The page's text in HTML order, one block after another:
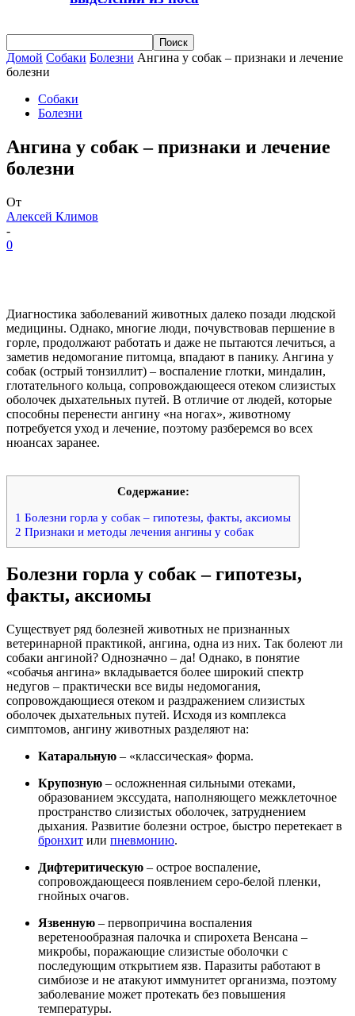
Домой Собаки Болезни Ангина у собак – признаки и лечение
болезни
Собаки
Болезни
Ангина у собак – признаки и лечение
болезни
От
Алексей Климов
-
0
Диагностика заболеваний животных далеко позади людской
медицины. Однако, многие люди, почувствовав першение в
горле, продолжают работать и даже не пытаются лечиться, а
заметив недомогание питомца, впадают в панику. Ангина у
собак (острый тонзиллит) – воспаление глотки, миндалин,
глотательного кольца, сопровождающееся отеком слизистых
оболочек дыхательных путей. В отличие от людей, которые
способны перенести ангину «на ногах», животному
потребуется уход и лечение, поэтому разберемся во всех
нюансах заранее.
Содержание:
1 Болезни горла у собак – гипотезы, факты, аксиомы
2 Признаки и методы лечения ангины у собак
Болезни горла у собак – гипотезы,
факты, аксиомы
Существует ряд болезней животных не признанных
ветеринарной практикой, ангина, одна из них. Так болеют ли
собаки ангиной? Однозначно – да! Однако, в понятие
«собачья ангина» вкладывается более широкий спектр
недугов – практически все виды недомогания,
сопровождающиеся отеком и раздражением слизистых
оболочек дыхательных путей. Исходя из комплекса
симптомов, ангину животных разделяют на:
Катаральную – «классическая» форма.
Крупозную – осложненная сильными отеками,
образованием экссудата, наполняющего межклеточное
пространство слизистых оболочек, затруднением
дыхания. Развитие болезни острое, быстро перетекает в
бронхит или пневмонию.
Дифтеритическую – острое воспаление,
сопровождающееся появлением серо-белой пленки,
гнойных очагов.
Язвенную – первопричина воспаления
веретенообразная палочка и спирохета Венсана –
микробы, поражающие слизистые оболочки с
последующим открытием язв. Паразиты работают в
симбиозе и не атакуют иммунитет организма, поэтому
заболевание может протекать без повышения
температуры.